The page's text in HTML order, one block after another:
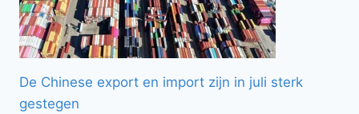
De Chinese export en import zijn in juli sterk
gestegen